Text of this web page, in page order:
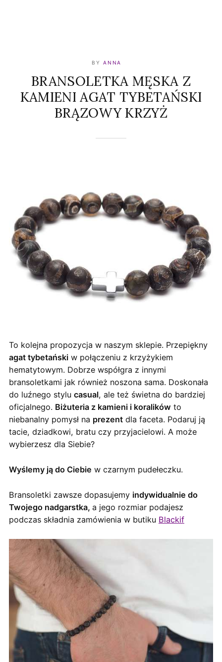
BY ANNA
BRANSOLETKA MĘSKA Z
KAMIENI AGAT TYBETAŃSKI
BRĄZOWY KRZYŻ
To kolejna propozycja w naszym sklepie. Przepiękny
agat tybetańskiw połączeniu z krzyżykiem
hematytowym. Dobrze współgra z innymi
bransoletkami jak również noszona sama. Doskonała
do luźnego stylu casual, ale też świetna do bardziej
oficjalnego. Biżuteria z kamieni i koralików to
niebanalny pomysł na prezentdla faceta. Podaruj ją
tacie, dziadkowi, bratu czy przyjacielowi. A może
wybierzesz dla Siebie?
Wyślemy ją do Ciebie w czarnym pudełeczku.
Bransoletki zawsze dopasujemy indywidualnie do
Twojego nadgarstka, a jego rozmiar podajesz
podczas składnia zamówienia w butiku Blackif